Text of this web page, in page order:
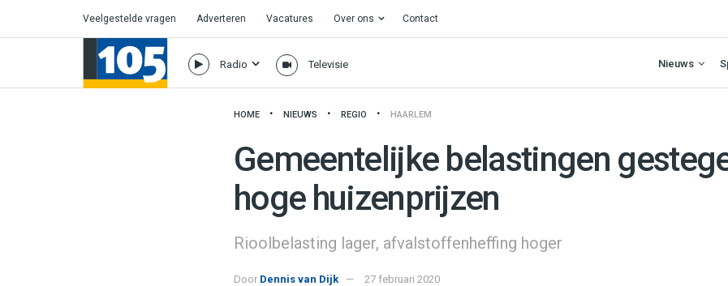
Veelgestelde vragen Adverteren Vacatures Over ons Contact
Radio Televisie Nieuws
HOME NIEUWS REGIO HAARLEM
Gemeentelijke belastingen
hoge huizenprijzen
Rioolbelasting lager, afvalstoffenheffing hoger
Door Dennis van Dijk 27 februari 2020